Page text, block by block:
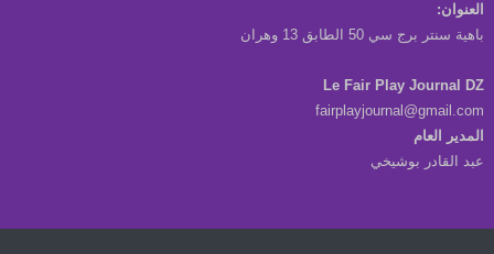
العنوان:
باهية سنتر برج سي 50 الطابق 13 وهران
Le Fair Play Journal DZ
fairplayjournal@gmail.com
المدير العام
عبد القادر بوشيخي